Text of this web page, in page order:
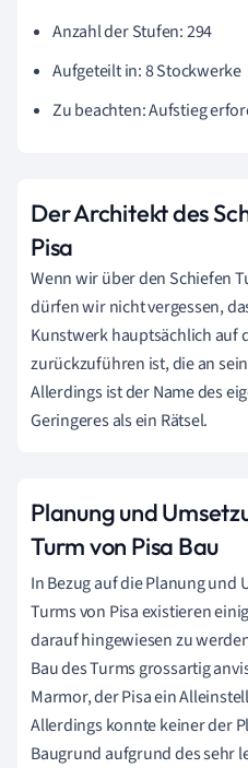
Anzahl der Stufen: 294
Aufgeteilt in: 8 Stockwerke
Zu beachten: Aufstieg
Der Architekt des
Pisa
Wenn wir über den Schiefen
dürfen wir nicht vergessen,
Kunstwerk hauptsächlich auf
zurückzuführen ist, die an
Allerdings ist der Name des
Geringeres als ein Rätsel.
Planung und
Turm von Pisa Bau
In Bezug auf die Planung und
Turms von Pisa existieren
darauf hingewiesen zu
Bau des Turms grossartig
Marmor, der Pisa ein
Allerdings konnte keiner der
Baugrund aufgrund des sehr